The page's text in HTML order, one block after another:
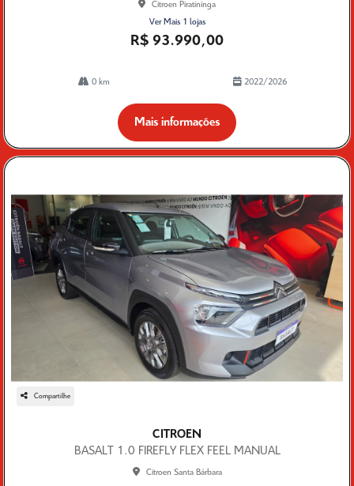
Citroen Piratininga
Ver Mais 1 lojas
R$ 93.990,00
0 km 2022/2026
Mais informações
Compartilhe
CITROEN
BASALT 1.0 FIREFLY FLEX FEEL MANUAL
Citroen Santa Bárbara